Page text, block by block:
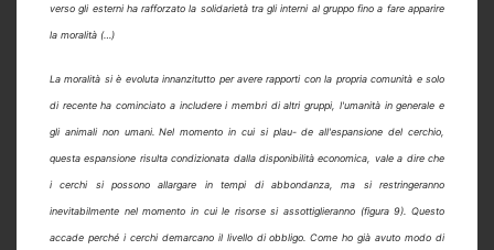
verso gli esterni ha rafforzato la solidarietà tra gli interni al gruppo fino a fare apparire
la moralità (…)
La moralità si è evoluta innanzitutto per avere rapporti con la propria comunità e solo
di recente ha cominciato a includere i membri di altri gruppi, l'umanità in generale e
gli animali non umani. Nel momento in cui si plau- de all'espansione del cerchio,
questa espansione risulta condizionata dalla disponibilità economica, vale a dire che
i cerchi si possono allargare in tempi di abbondanza, ma si restringeranno
inevitabilmente nel momento in cui le risorse si assottiglieranno (figura 9). Questo
accade perché i cerchi demarcano il livello di obbligo. Come ho già avuto modo di